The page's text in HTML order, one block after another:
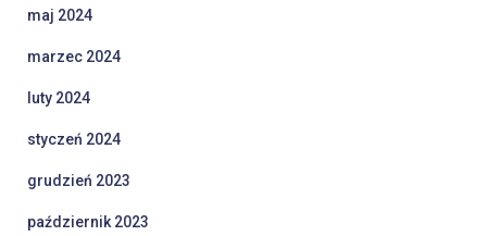
maj 2024
marzec 2024
luty 2024
styczeń 2024
grudzień 2023
październik 2023